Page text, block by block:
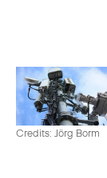
Credits: Jörg Borm